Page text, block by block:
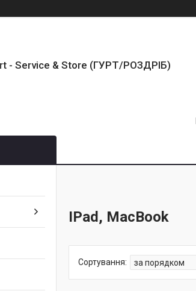
- Service & Store (ГУРТ/РОЗДРІБ)
IPad, MacBook